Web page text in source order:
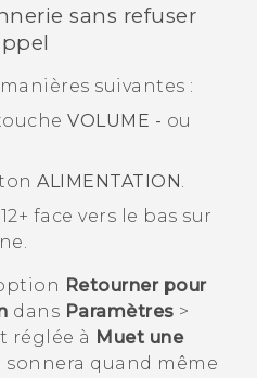
sans refuser
suivantes :
VOLUME - ou
ALIMENTATION .
face vers le bas sur
Retourner pour
dans Paramètres >
réglée à Muet une
sonnera quand même